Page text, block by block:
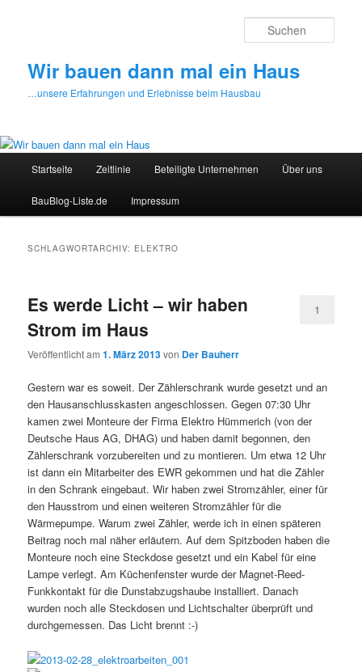
Wir bauen dann mal ein Haus
…unsere Erfahrungen und Erlebnisse beim Hausbau
Startseite Zeitlinie Beteiligte Unternehmen Über uns
BauBlog-Liste.de Impressum
SCHLAGWORTARCHIV: ELEKTRO
Es werde Licht – wir haben
Strom im Haus
Veröffentlicht am1. März 2013von Der Bauherr
1
Gestern war es soweit. Der Zählerschrank wurde gesetzt und an
den Hausanschlusskasten angeschlossen. Gegen 07:30 Uhr
kamen zwei Monteure der Firma Elektro Hümmerich (von der
Deutsche Haus AG, DHAG) und haben damit begonnen, den
Zählerschrank vorzubereiten und zu montieren. Um etwa 12 Uhr
ist dann ein Mitarbeiter des EWR gekommen und hat die Zähler
in den Schrank eingebaut. Wir haben zwei Stromzähler, einer für
den Hausstrom und einen weiteren Stromzähler für die
Wärmepumpe. Warum zwei Zähler, werde ich in einen späteren
Beitrag noch mal näher erläutern. Auf dem Spitzboden haben die
Monteure noch eine Steckdose gesetzt und ein Kabel für eine
Lampe verlegt. Am Küchenfenster wurde der Magnet-Reed-
Funkkontakt für die Dunstabzugshaube installiert. Danach
wurden noch alle Steckdosen und Lichtschalter überprüft und
durchgemessen. Das Licht brennt :-)